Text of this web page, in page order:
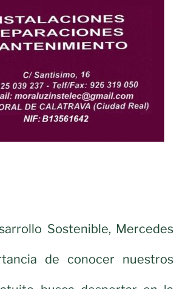
Sostenible, Mercedes
de conocer nuestros